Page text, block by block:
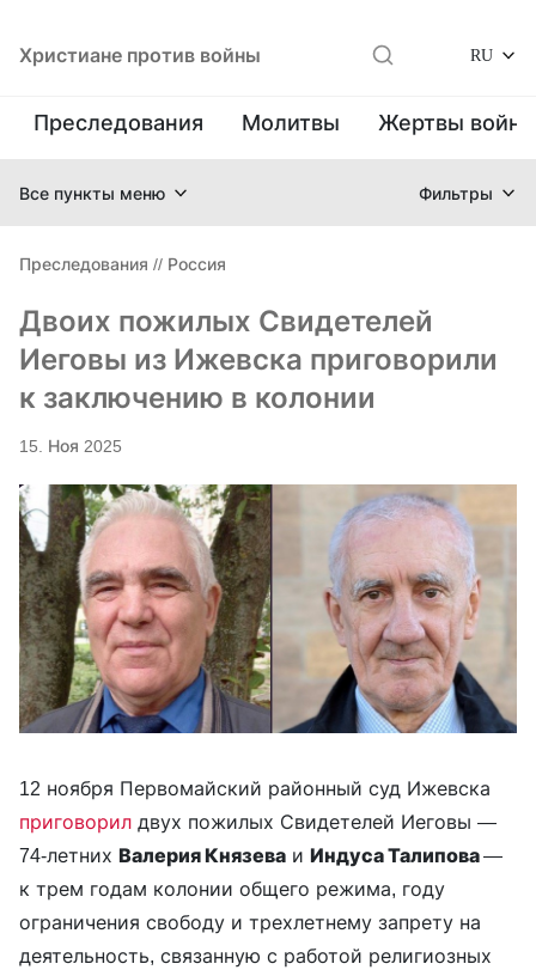
Христиане против войны RU
Преследования Молитвы Жертвы
Все пункты меню Фильтры
Преследования // Россия
Двоих пожилых Свидетелей
Иеговы из Ижевска приговорили
к заключению в колонии
15. Ноя 2025
12 ноября Первомайский районный суд Ижевска
приговорил двух пожилых Свидетелей Иеговы —
74-летних Валерия Князева и Индуса Талипова—
к трем годам колонии общего режима, году
ограничения свободу и трехлетнему запрету на
деятельность, связанную с работой религиозных